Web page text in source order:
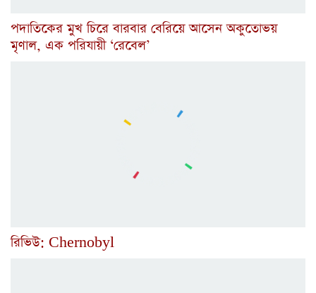
পদাতিকের মুখ চিরে বারবার বেরিয়ে আসেন অকুতোভয়
মৃণাল, এক পরিযায়ী ‘রেবেল’
রিভিউ: Chernobyl